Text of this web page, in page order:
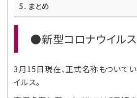
まとめ
●新型コロナウイル
3月15日現在、正式名称もついて
イルス。